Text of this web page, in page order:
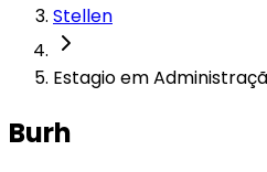
Stellen
Estagio em
Burh